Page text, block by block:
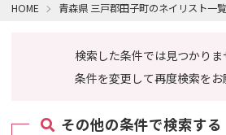
HOME 青森県 三戸郡田子町のネイリスト一覧
検索した条件では見つかりま
条件を変更して再度検索をお
その他の条件で検索する